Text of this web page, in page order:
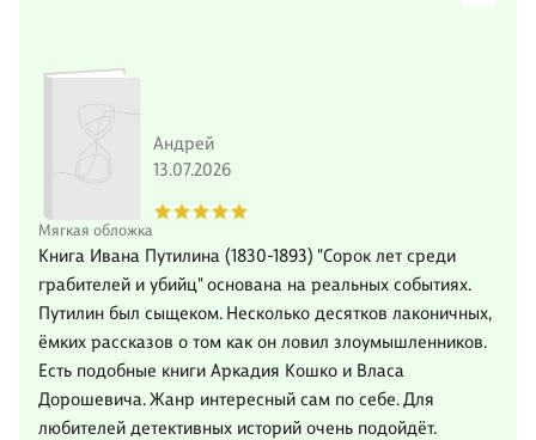
Мягкая обложка
Андрей
13.07.2026
Книга Ивана Путилина (1830-1893) "Сорок лет среди
грабителей и убийц" основана на реальных событиях.
Путилин был сыщеком. Несколько десятков лаконичных,
ёмких рассказов о том как он ловил злоумышленников.
Есть подобные книги Аркадия Кошко и Власа
Дорошевича. Жанр интересный сам по себе. Для
любителей детективных историй очень подойдёт.